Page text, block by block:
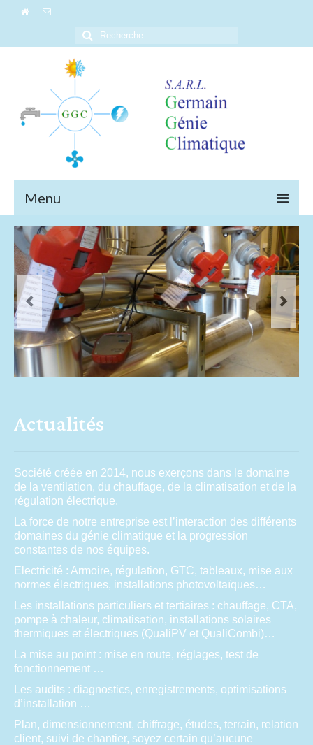
Menu
LA SOCIETE
TERTIAIRE – INDUSTRIE
INSTALLATIONS
AUDIT
MISE AU POINT
MATÉRIELS
Audit
PARTICULIERS
POMPE A CHALEUR Air/Eau
CLIMATISATION / MAINTENANCE
LE SOLAIRE THERMIQUE
CONTACTS
Actualités
Société créée en 2014, nous exerçons dans le domaine
de la ventilation, du chauffage, de la climatisation et de la
régulation électrique.
La force de notre entreprise est l’interaction des différents
domaines du génie climatique et la progression
constantes de nos équipes.
Electricité : Armoire, régulation, GTC, tableaux, mise aux
normes électriques, installations photovoltaïques…
Les installations particuliers et tertiaires : chauffage, CTA,
pompe à chaleur, climatisation, installations solaires
thermiques et électriques (QualiPV et QualiCombi)…
La mise au point : mise en route, réglages, test de
fonctionnement …
Les audits : diagnostics, enregistrements, optimisations
d’installation …
Plan, dimensionnement, chiffrage, études, terrain, relation
client, suivi de chantier, soyez certain qu’aucune